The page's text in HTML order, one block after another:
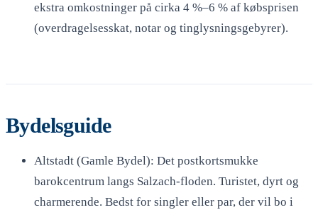
ekstra omkostninger på cirka 4 %–6 % af købsprisen
(overdragelsesskat, notar og tinglysningsgebyrer).
Bydelsguide
Altstadt (Gamle Bydel): Det postkortsmukke
barokcentrum langs Salzach-floden. Turistet, dyrt og
charmerende. Bedst for singler eller par, der vil bo i